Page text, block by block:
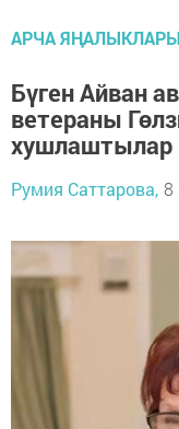
АРЧА ЯҢАЛЫКЛАРЫ
Бүген Айван
ветераны
хушлаштылар
Румия Саттарова, 8